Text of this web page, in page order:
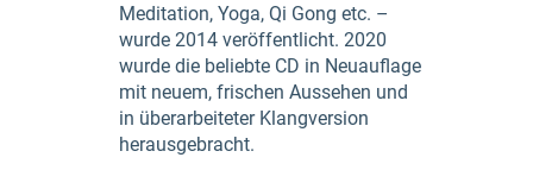
Meditation, Yoga, Qi Gong etc. –
wurde 2014 veröffentlicht. 2020
wurde die beliebte CD in Neuauflage
mit neuem, frischen Aussehen und
in überarbeiteter Klangversion
herausgebracht.